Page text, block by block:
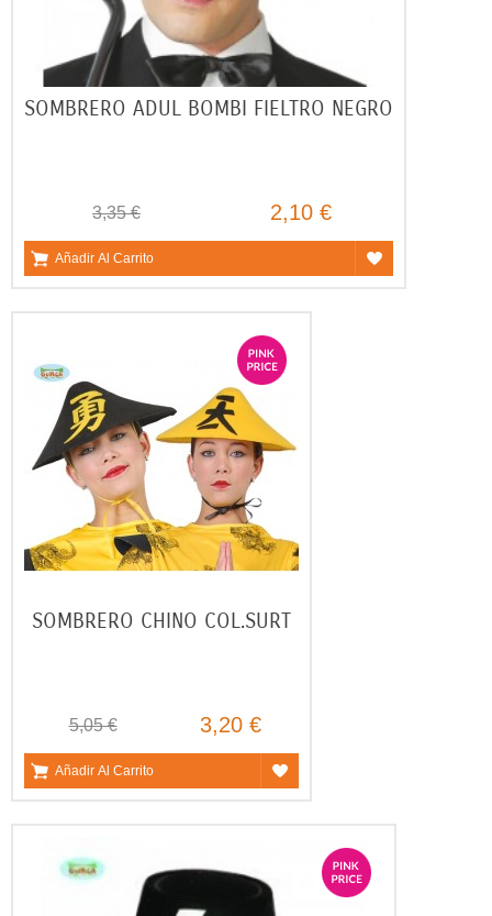
SOMBRERO ADUL BOMBI FIELTRO NEGRO
3,35 € 2,10 €
Añadir Al Carrito
SOMBRERO CHINO COL.SURT
5,05 € 3,20 €
Añadir Al Carrito